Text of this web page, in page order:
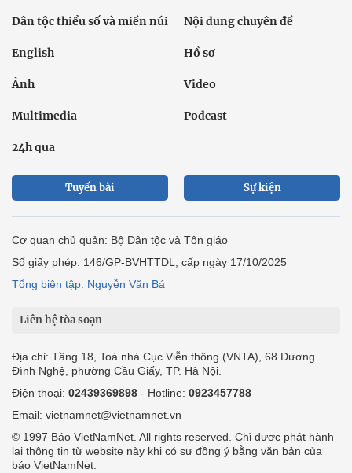
Dân tộc thiểu số và miền núi Nội dung chuyên đề
English Hồ sơ
Ảnh Video
Multimedia Podcast
24h qua
Tuyến bài Sự kiện
Cơ quan chủ quản: Bộ Dân tộc và Tôn giáo
Số giấy phép: 146/GP-BVHTTDL, cấp ngày 17/10/2025
Tổng biên tập: Nguyễn Văn Bá
Liên hệ tòa soạn
Địa chỉ: Tầng 18, Toà nhà Cục Viễn thông (VNTA), 68 Dương
Đình Nghệ, phường Cầu Giấy, TP. Hà Nội.
Điện thoại: 02439369898 - Hotline: 0923457788
Email: vietnamnet@vietnamnet.vn
© 1997 Báo VietNamNet. All rights reserved. Chỉ được phát hành
lại thông tin từ website này khi có sự đồng ý bằng văn bản của
báo VietNamNet.